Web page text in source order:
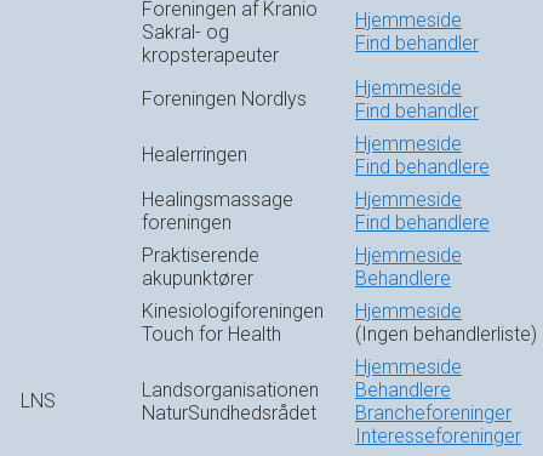
Foreningen af Kranio
Sakral- og
kropsterapeuter
Hjemmeside
Find behandler
Foreningen Nordlys
Hjemmeside
Find behandler
Healerringen
Hjemmeside
Find behandlere
Healingsmassage
foreningen
Hjemmeside
Find behandlere
Praktiserende
akupunktører
Hjemmeside
Behandlere
Kinesiologiforeningen
Touch for Health
Hjemmeside
(Ingen behandlerliste)
LNS
Landsorganisationen
NaturSundhedsrådet
Hjemmeside
Behandlere
Brancheforeninger
Interesseforeninger